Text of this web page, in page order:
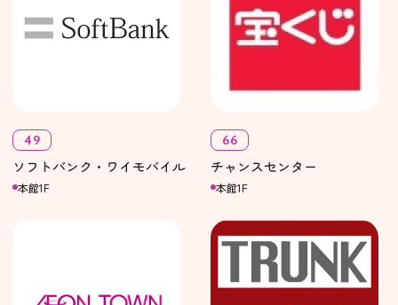
49
ソフトバンク・ワイモバイル
本館1F
66
チャンスセンター
本館1F